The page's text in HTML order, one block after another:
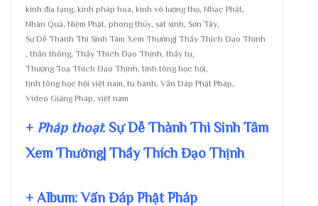
kinh địa tạng, kinh pháp hoa, kinh vô lượng thọ, Nhạc Phật,
Nhân Quả, Niệm Phật, phong thủy, sát sinh, Sơn Tây,
Sự Dễ Thành Thì Sinh Tâm Xem Thường| Thầy Thích Đạo Thịnh
, thần thông, Thầy Thích Đạo Thịnh, thầy tu,
Thượng Toạ Thích Đạo Thịnh, tịnh tông học hội,
tịnh tông học hội việt nam, tu hành, Vấn Đáp Phật Pháp,
Video Giảng Pháp, việt nam
+ Pháp thoại: Sự Dễ Thành Thì Sinh Tâm
Xem Thường| Thầy Thích Đạo Thịnh
+ Album: Vấn Đáp Phật Pháp